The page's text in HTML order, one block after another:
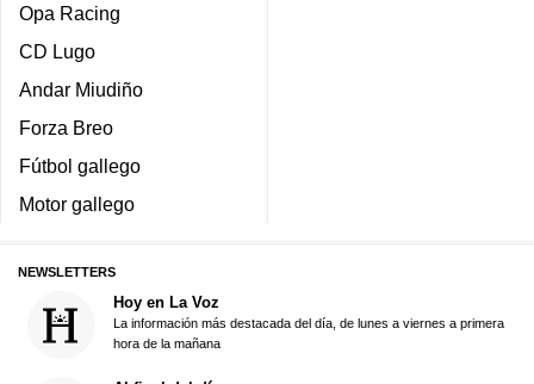
Opa Racing
CD Lugo
Andar Miudiño
Forza Breo
Fútbol gallego
Motor gallego
NEWSLETTERS
Hoy en La Voz
La información más destacada del día, de lunes a viernes a primera
hora de la mañana